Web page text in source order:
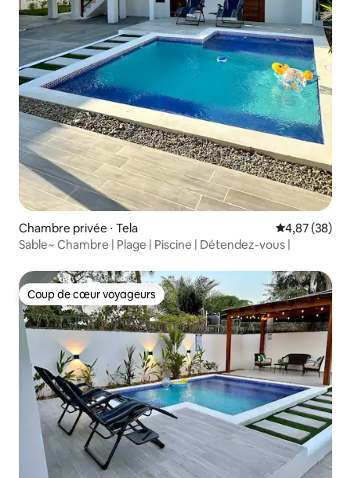
Chambre privée ⋅ Tela Évaluation
4,87 (38)
Sable~ Chambre | Plage | Piscine | Détendez-vous |
Coup de cœur voyageurs
Coup de cœur voyageurs